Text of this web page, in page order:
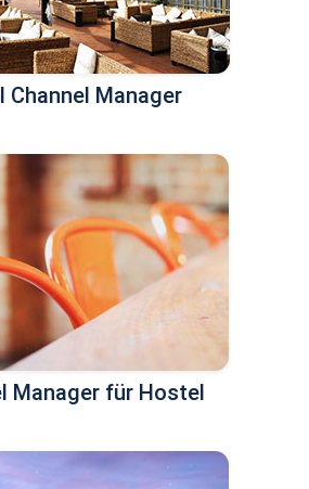
Channel Manager
Manager für Hostel